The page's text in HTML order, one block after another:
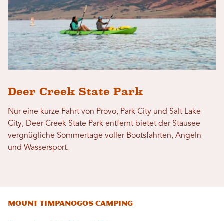
Deer Creek State Park
Nur eine kurze Fahrt von Provo, Park City und Salt Lake
City, Deer Creek State Park entfernt bietet der Stausee
vergnügliche Sommertage voller Bootsfahrten, Angeln
und Wassersport.
Mount Timpanogos Camping